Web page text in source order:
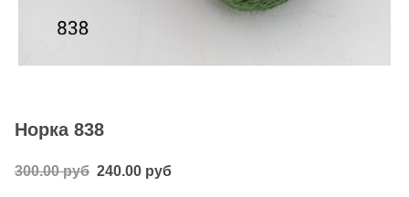
Норка 838
300.00 руб 240.00 руб